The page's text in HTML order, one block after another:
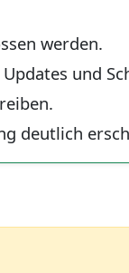
werden.
und
deutlich